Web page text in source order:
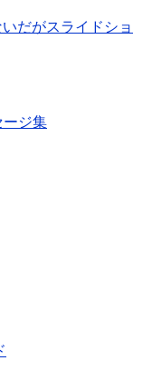
だがスライドショ
ージ集